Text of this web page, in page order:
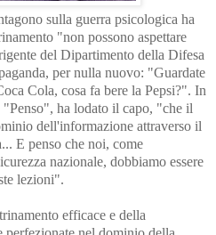
sulla guerra psicologica ha
"non possono aspettare
del Dipartimento della Difesa
per nulla nuovo: "Guardate
Cola, cosa fa bere la Pepsi?". In
ha lodato il capo, "che il
dell'informazione attraverso il
E penso che noi, come
nazionale, dobbiamo essere
lezioni".
efficace e della